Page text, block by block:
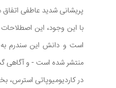
پریشانی شدید عاطفی اتفاق
با این وجود، این
است و دانش این سندرم
منتشر شده است - و آگاهی
در کاردیومیوپاتی